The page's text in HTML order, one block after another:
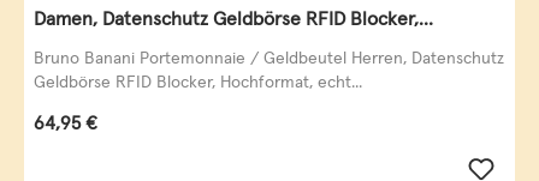
Damen, Datenschutz Geldbörse RFID Blocker,
Querformat, echt Leder, taupe
Bruno Banani Portemonnaie / Geldbeutel Herren, Datenschutz
Geldbörse RFID Blocker, Hochformat, echt...
Regulärer Preis:
64,95 €